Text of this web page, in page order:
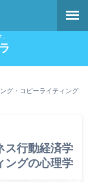
グ・コピーライティング
ス行動経済学
ングの心理学